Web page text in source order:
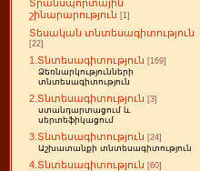
Տրանսպորտային
շինարարություն [1]
Տեսական տնտեսագիտություն
[22]
1.Տնտեսագիտություն [169]
Ձեռնարկությունների
տնտեսագիտություն
2.Տնտեսագիտություն [3]
ստանդարտացում և
սերտեֆիկացում
3.Տնտեսագիտություն [24]
Աշխատանքի տնտեսագիտություն
4.Տնտեսագիտություն [60]